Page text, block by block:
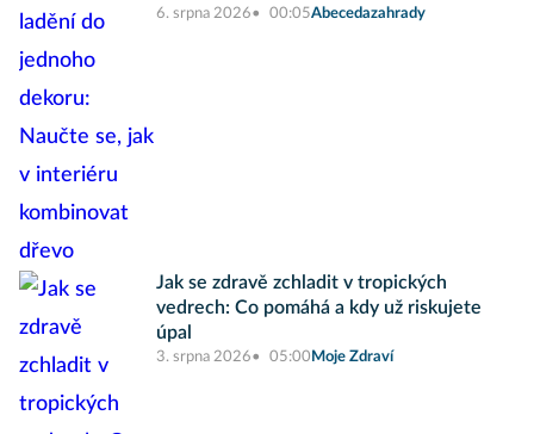
6. srpna 2026 00:05Abecedazahrady
Jak se zdravě zchladit v tropických
vedrech: Co pomáhá a kdy už riskujete
úpal
3. srpna 2026 05:00 Moje Zdraví